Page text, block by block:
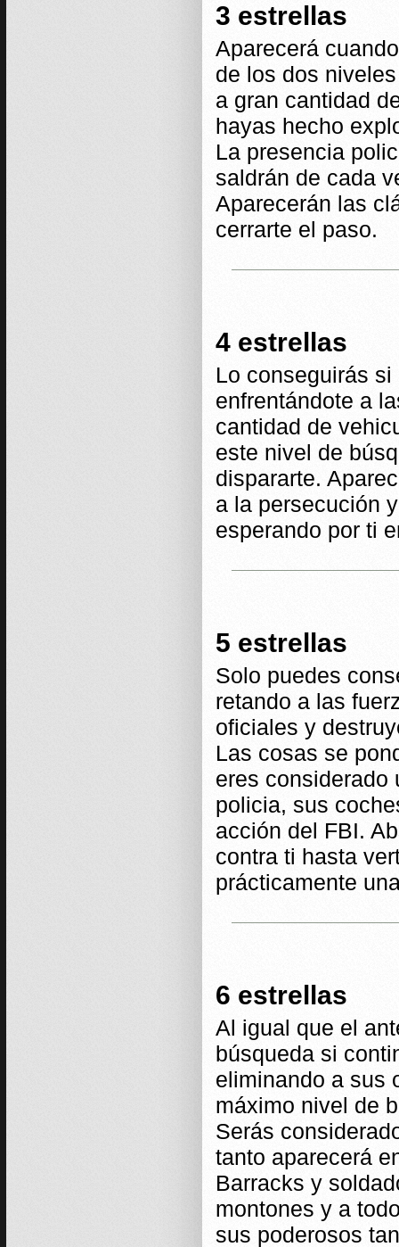
3 estrellas
Aparecerá
de los dos
a gran cantidad
hayas hecho
La presencia
saldrán de cada
Aparecerán las
cerrarte el paso.
4 estrellas
Lo conseguirás
enfrentándote a
cantidad de
este nivel de
dispararte.
a la persecución
esperando por ti
5 estrellas
Solo puedes
retando a las
oficiales y
Las cosas se
eres considerado
policia, sus
acción del FBI.
contra ti hasta
prácticamente
6 estrellas
Al igual que el
búsqueda si
eliminando a sus
máximo nivel de
Serás
tanto aparecerá
Barracks y
montones y a
sus poderosos